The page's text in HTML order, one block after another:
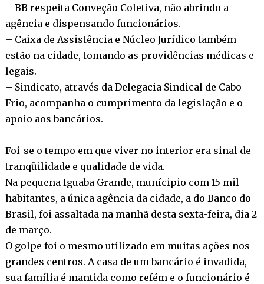
– BB respeita Conveção Coletiva, não abrindo a
agência e dispensando funcionários.
– Caixa de Assistência e Núcleo Jurídico também
estão na cidade, tomando as providências médicas e
legais.
– Sindicato, através da Delegacia Sindical de Cabo
Frio, acompanha o cumprimento da legislação e o
apoio aos bancários.
Foi-se o tempo em que viver no interior era sinal de
tranqüilidade e qualidade de vida.
Na pequena Iguaba Grande, munícipio com 15 mil
habitantes, a única agência da cidade, a do Banco do
Brasil, foi assaltada na manhã desta sexta-feira, dia 2
de março.
O golpe foi o mesmo utilizado em muitas ações nos
grandes centros. A casa de um bancário é invadida,
sua família é mantida como refém e o funcionário é